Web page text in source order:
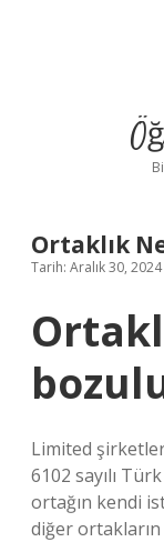
Ortaklık
Tarih: Aralık 30, 2024
Limited
6102 sayılı
ortağın kendi
diğer